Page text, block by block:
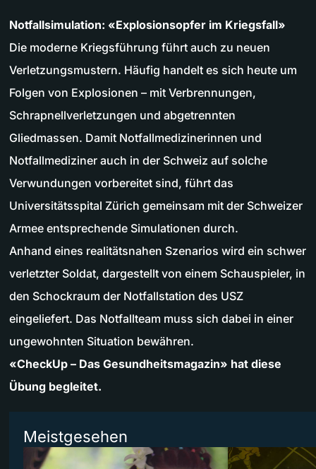
Notfallsimulation: «Explosionsopfer im Kriegsfall»
Die moderne Kriegsführung führt auch zu neuen
Verletzungsmustern. Häufig handelt es sich heute um
Folgen von Explosionen – mit Verbrennungen,
Schrapnellverletzungen und abgetrennten
Gliedmassen. Damit Notfallmedizinerinnen und
Notfallmediziner auch in der Schweiz auf solche
Verwundungen vorbereitet sind, führt das
Universitätsspital Zürich gemeinsam mit der Schweizer
Armee entsprechende Simulationen durch.
Anhand eines realitätsnahen Szenarios wird ein schwer
verletzter Soldat, dargestellt von einem Schauspieler, in
den Schockraum der Notfallstation des USZ
eingeliefert. Das Notfallteam muss sich dabei in einer
ungewohnten Situation bewähren.
«CheckUp – Das Gesundheitsmagazin» hat diese
Übung begleitet.
Meistgesehen